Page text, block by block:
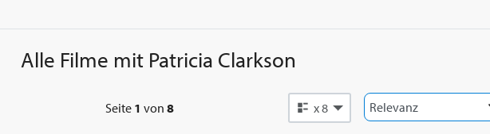
sie in der Miniserie Sharp Objects des Senders HBO
Emmy in der Kategorie Beste Nebendarstellerin – Miniserie
Alle Filme mitPatricia Clarkson
Seite 1 von 8 x 8